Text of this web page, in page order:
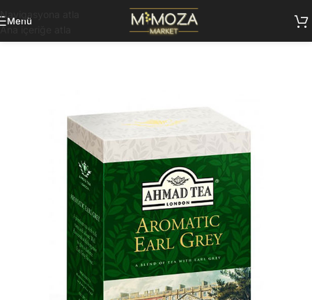
Navigasyona atla
Ana içeriğe atla
Menü